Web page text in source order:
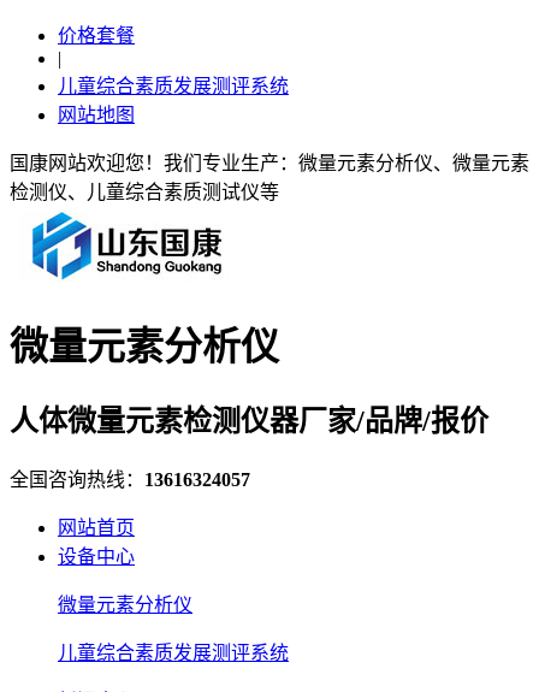
价格套餐
|
儿童综合素质发展测评系统
网站地图
国康网站欢迎您！我们专业生产：微量元素分析仪、微量元素
检测仪、儿童综合素质测试仪等
微量元素分析仪
人体微量元素检测仪器厂家/品牌/报价
全国咨询热线： 13616324057
网站首页
设备中心
微量元素分析仪
儿童综合素质发展测评系统